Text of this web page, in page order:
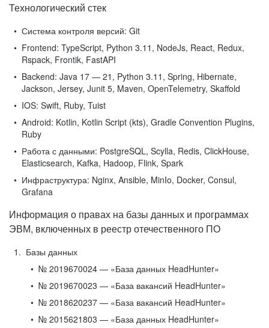
Технологический стек
Система контроля версий: Git
Frontend: TypeScript, Python 3.11, NodeJs, React, Redux,
Rspack, Frontik, FastAPI
Backend: Java 17 — 21, Python 3.11, Spring, Hibernate,
Jackson, Jersey, Junit 5, Maven, OpenTelemetry, Skaffold
IOS: Swift, Ruby, Tuist
Android: Kotlin, Kotlin Script (kts), Gradle Convention Plugins,
Ruby
Работа с данными: PostgreSQL, Scylla, Redis, ClickHouse,
Elasticsearch, Kafka, Hadoop, Flink, Spark
Инфраструктура: Nginx, Ansible, MinIo, Docker, Consul,
Grafana
Информация о правах на базы данных и программах
ЭВМ, включенных в реестр отечественного ПО
Базы данных
№ 2019670024 — «База данных HeadHunter»
№ 2019670023 — «База вакансий HeadHunter»
№ 2018620237 — «База вакансий HeadHunter»
№ 2015621803 — «База данных HeadHunter»